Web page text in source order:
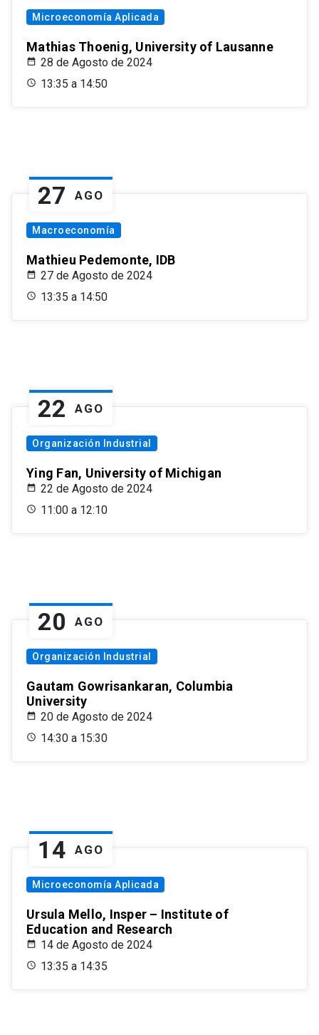
Microeconomía Aplicada
Mathias Thoenig, University of Lausanne
28 de Agosto de 2024
13:35 a 14:50
27 AGO
Macroeconomía
Mathieu Pedemonte, IDB
27 de Agosto de 2024
13:35 a 14:50
22 AGO
Organización Industrial
Ying Fan, University of Michigan
22 de Agosto de 2024
11:00 a 12:10
20 AGO
Organización Industrial
Gautam Gowrisankaran, Columbia
University
20 de Agosto de 2024
14:30 a 15:30
14 AGO
Microeconomía Aplicada
Ursula Mello, Insper – Institute of
Education and Research
14 de Agosto de 2024
13:35 a 14:35